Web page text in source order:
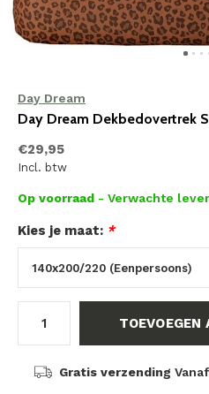
Day Dream
Day Dream Dekbedovertrek
€29,95
Incl. btw
Op voorraad - Verwachte
Kies je maat: *
TOEVOEGEN
Gratis verzending